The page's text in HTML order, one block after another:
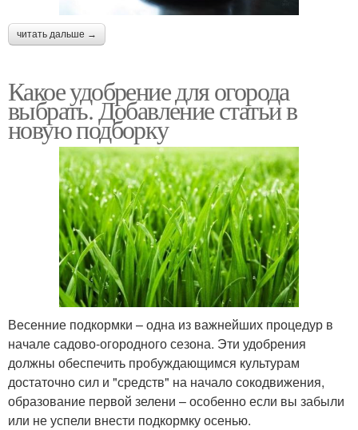
читать дальше →
Какое удобрение для огорода
выбрать. Добавление статьи в
новую подборку
Весенние подкормки – одна из важнейших процедур в
начале садово-огородного сезона. Эти удобрения
должны обеспечить пробуждающимся культурам
достаточно сил и "средств" на начало сокодвижения,
образование первой зелени – особенно если вы забыли
или не успели внести подкормку осенью.